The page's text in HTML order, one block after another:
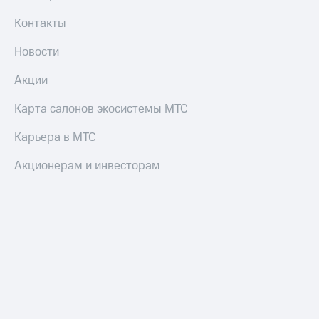
Контакты
Новости
Акции
Карта салонов экосистемы МТС
Карьера в МТС
Акционерам и инвесторам